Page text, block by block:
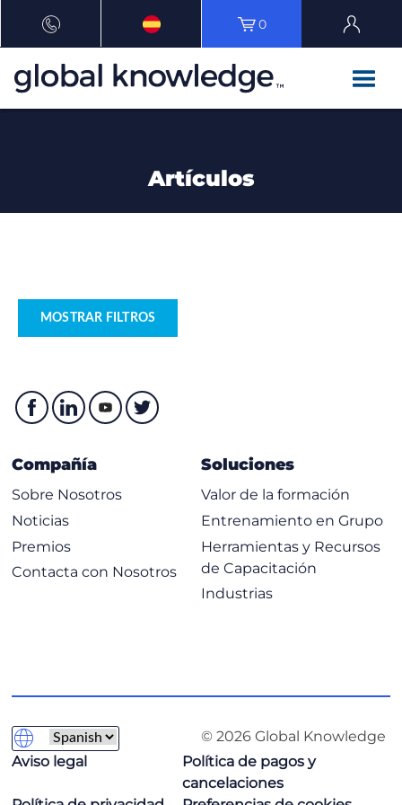
0
Artículos
MOSTRAR FILTROS
Compañía
Sobre Nosotros
Noticias
Premios
Contacta con Nosotros
Soluciones
Valor de la formación
Entrenamiento en Grupo
Herramientas y Recursos
de Capacitación
Industrias
© 2026 Global Knowledge
Aviso legal
Política de pagos y
cancelaciones